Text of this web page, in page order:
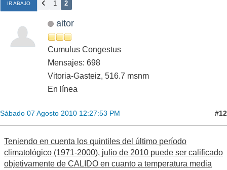
IR ABAJO 1 2
aitor
Cumulus Congestus
Mensajes: 698
Vitoria-Gasteiz, 516.7 msnm
En línea
Sábado 07 Agosto 2010 12:27:53 PM #12
Teniendo en cuenta los quintiles del último período
climatológico (1971-2000), julio de 2010 puede ser calificado
objetivamente de CALIDO en cuanto a temperatura media